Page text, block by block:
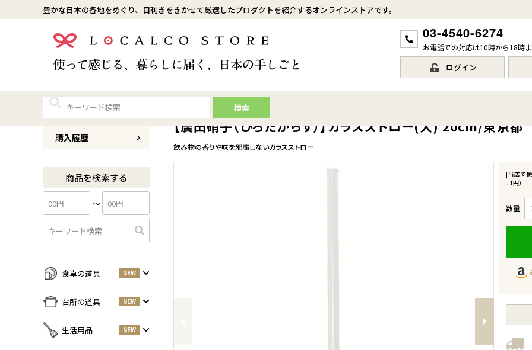
豊かな日本の各地をめぐり、目利きをきかせて厳選したプロダクトを紹介するオンラインストアです。
03-4540-6274
お電話での対応は10時から18時
ログイン
検索
購入履歴
商品を検索する
〜
検
食卓の道具 NEW
すべての商品をみる
丼・小鉢
台所の道具 NEW
すべての商品をみる
生活用品 NEW
飲み物の香りや味を邪魔しないガラスストロー
【廣田硝子（ひろたがらす）】ガラスストロー(大) 20cm/東京都
[当店で
=1円）